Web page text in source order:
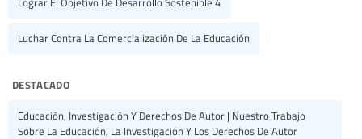
Luchar Contra La Comercialización De La Educación
destacado
Educación, Investigación Y Derechos De Autor | Nuestro Trabajo
Sobre La Educación, La Investigación Y Los Derechos De Autor